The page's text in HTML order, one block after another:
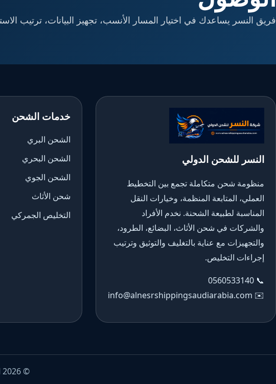
فريق النسر يساعدك في اختيار المسار الأنسب، تجهيز البيانات، ترتيب
النسر للشحن الدولي
منظومة شحن متكاملة تجمع بين التخطيط
العملي، المتابعة المنظمة، وخيارات النقل
المناسبة لطبيعة الشحنة. نخدم الأفراد
والشركات في شحن الأثاث، البضائع، الطرود،
والتجهيزات مع عناية بالتغليف والتوثيق وترتيب
إجراءات التخليص.
📞
0560533140
✉️
info@alnesrshippingsaudiarabia.com
خدمات الشحن
الشحن البري
الشحن البحري
الشحن الجوي
شحن الأثاث
التخليص الجمركي
© 2026 النسر للشحن الدولي. جميع الحقوق محفوظة.